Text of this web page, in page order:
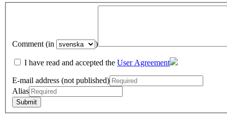
Comment (in )
I have read and accepted the User Agreement
E-mail address (not published)
Alias